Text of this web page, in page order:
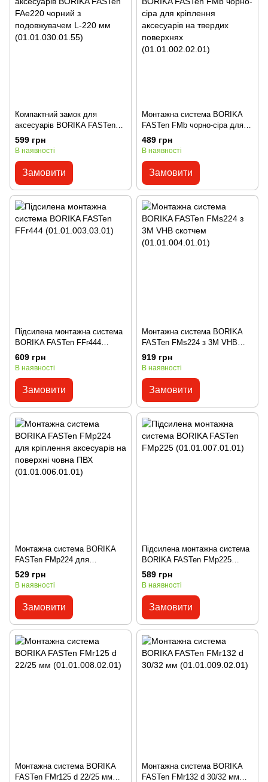
Компактний замок для
аксесуарів BORIKA FASTen
FAe220 чорний з
подовжувачем L-220 мм
599 грн
В наявності
Замовити
Монтажна система BORIKA
FASTen FMb чорно-сіра для
кріплення аксесуарів на
твердих поверхнях
489 грн
В наявності
Замовити
Підсилена монтажна система
BORIKA FASTen FFr444
(01.01.003.03.01)
609 грн
В наявності
Замовити
Монтажна система BORIKA
FASTen FMs224 з 3M VHB
скотчем (01.01.004.01.01)
919 грн
В наявності
Замовити
Монтажна система BORIKA
FASTen FMp224 для
кріплення аксесуарів на
поверхні човна ПВХ
529 грн
В наявності
Замовити
Підсилена монтажна система
BORIKA FASTen FMp225
(01.01.007.01.01)
589 грн
В наявності
Замовити
Монтажна система BORIKA
FASTen FMr125 d 22/25 мм
Монтажна система BORIKA
FASTen FMr132 d 30/32 мм